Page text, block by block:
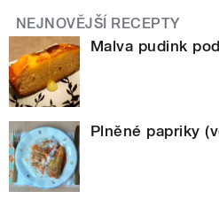
NEJNOVĚJŠÍ RECEPTY
Malva pudink
Plněné papriky